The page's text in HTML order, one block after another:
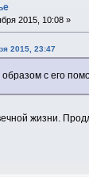
2015, 10:08 »
2015, 23:47
с его
жизни.